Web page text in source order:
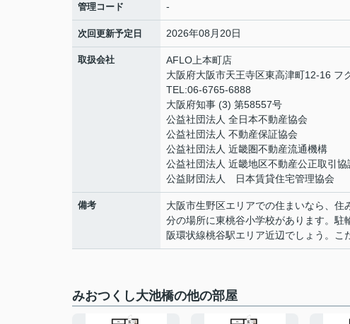
管理コード -
次回更新予定日 2026年08月20日
取扱会社
AFLO上本町店
大阪府大阪市天王寺区東高津町12-16 フ
TEL:06-6765-6888
大阪府知事 (3) 第58557号
公益社団法人 全日本不動産協会
公益社団法人 不動産保証協会
公益社団法人 近畿圏不動産流通機構
公益社団法人 近畿地区不動産公正取引協
公益財団法人 日本賃貸住宅管理協会
備考
大阪市生野区エリアでの住まいなら、
分の場所に東桃谷小学校があります。
阪環状線桃谷駅エリア近辺でしょう。こ
みおつくし大池橋の他の部屋